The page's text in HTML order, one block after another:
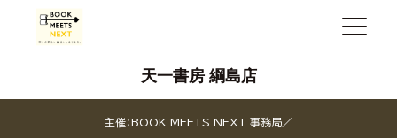
天一書房 綱島店
主催：BOOK MEETS NEXT 事務局／